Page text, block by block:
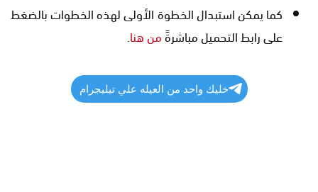
كما يمكن استبدال الخطوة الأولى لهذه الخطوات بالضغط
على رابط التحميل مباشرةًمن هنا.
خليك واحد من العيله علي تيليجرام